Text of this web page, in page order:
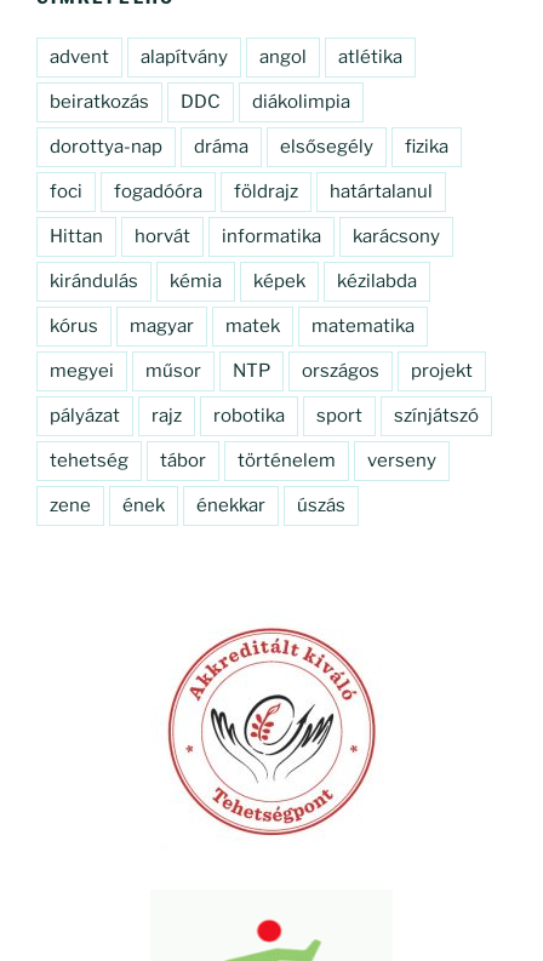
advent alapítvány angol atlétika
beiratkozás DDC diákolimpia
dorottya-nap dráma elsősegély fizika
foci fogadóóra földrajz határtalanul
Hittan horvát informatika karácsony
kirándulás kémia képek kézilabda
kórus magyar matek matematika
megyei műsor NTP országos projekt
pályázat rajz robotika sport színjátszó
tehetség tábor történelem verseny
zene ének énekkar úszás